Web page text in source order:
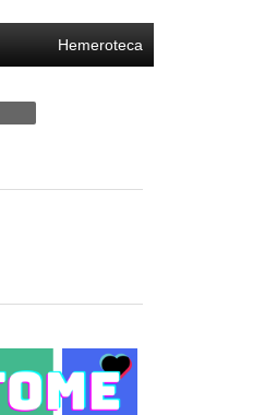
Hemeroteca